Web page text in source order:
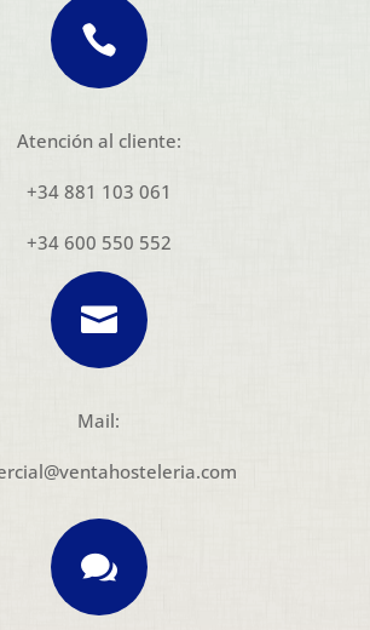

Atención al cliente:
+34 881 103 061
+34 600 550 552

Mail:
